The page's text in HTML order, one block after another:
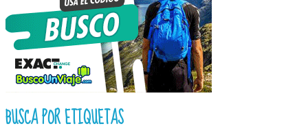
BUSCA POR ETIQUETAS